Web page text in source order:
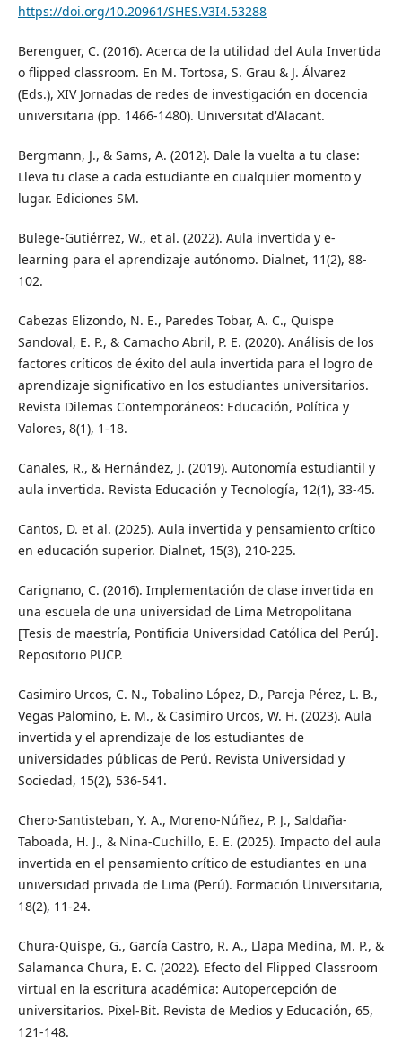
https://doi.org/10.20961/SHES.V3I4.53288
Berenguer, C. (2016). Acerca de la utilidad del Aula Invertida
o flipped classroom. En M. Tortosa, S. Grau & J. Álvarez
(Eds.), XIV Jornadas de redes de investigación en docencia
universitaria (pp. 1466-1480). Universitat d'Alacant.
Bergmann, J., & Sams, A. (2012). Dale la vuelta a tu clase:
Lleva tu clase a cada estudiante en cualquier momento y
lugar. Ediciones SM.
Bulege-Gutiérrez, W., et al. (2022). Aula invertida y e-
learning para el aprendizaje autónomo. Dialnet, 11(2), 88-
102.
Cabezas Elizondo, N. E., Paredes Tobar, A. C., Quispe
Sandoval, E. P., & Camacho Abril, P. E. (2020). Análisis de los
factores críticos de éxito del aula invertida para el logro de
aprendizaje significativo en los estudiantes universitarios.
Revista Dilemas Contemporáneos: Educación, Política y
Valores, 8(1), 1-18.
Canales, R., & Hernández, J. (2019). Autonomía estudiantil y
aula invertida. Revista Educación y Tecnología, 12(1), 33-45.
Cantos, D. et al. (2025). Aula invertida y pensamiento crítico
en educación superior. Dialnet, 15(3), 210-225.
Carignano, C. (2016). Implementación de clase invertida en
una escuela de una universidad de Lima Metropolitana
[Tesis de maestría, Pontificia Universidad Católica del Perú].
Repositorio PUCP.
Casimiro Urcos, C. N., Tobalino López, D., Pareja Pérez, L. B.,
Vegas Palomino, E. M., & Casimiro Urcos, W. H. (2023). Aula
invertida y el aprendizaje de los estudiantes de
universidades públicas de Perú. Revista Universidad y
Sociedad, 15(2), 536-541.
Chero-Santisteban, Y. A., Moreno-Núñez, P. J., Saldaña-
Taboada, H. J., & Nina-Cuchillo, E. E. (2025). Impacto del aula
invertida en el pensamiento crítico de estudiantes en una
universidad privada de Lima (Perú). Formación Universitaria,
18(2), 11-24.
Chura-Quispe, G., García Castro, R. A., Llapa Medina, M. P., &
Salamanca Chura, E. C. (2022). Efecto del Flipped Classroom
virtual en la escritura académica: Autopercepción de
universitarios. Pixel-Bit. Revista de Medios y Educación, 65,
121-148.